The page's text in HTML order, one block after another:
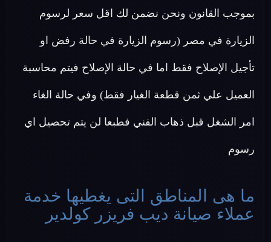
بموجب القانون ونحن نضمن لك اقل سعر لرسوم
الزيارة في مصر (رسوم الزيارة في حالة رفض او
تأجيل الإصلاح فقط اما في حالة الإصلاح فيتم محاسبة
العميل علي ثمن قطعة الغيار فقط) وفي حالة الغاء
امر الشغل قبل ذهاب الفني فطبعا لن يتم تحصيل اي
رسوم
ما هى المناطق التى يغطيها خدمة
عملاء صيانة ديب فريزر كولدير